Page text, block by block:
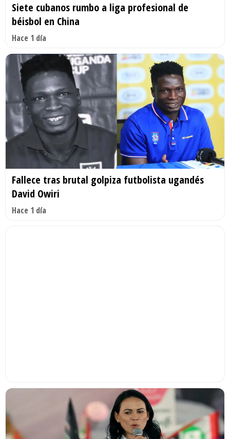
Siete cubanos rumbo a liga profesional de
béisbol en China
Hace 1 día
Fallece tras brutal golpiza futbolista ugandés
David Owiri
Hace 1 día